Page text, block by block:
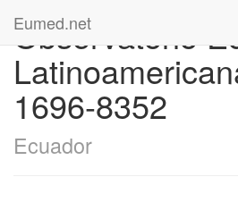
Eumed.net
Observatorio
1696-8352
Ecuador